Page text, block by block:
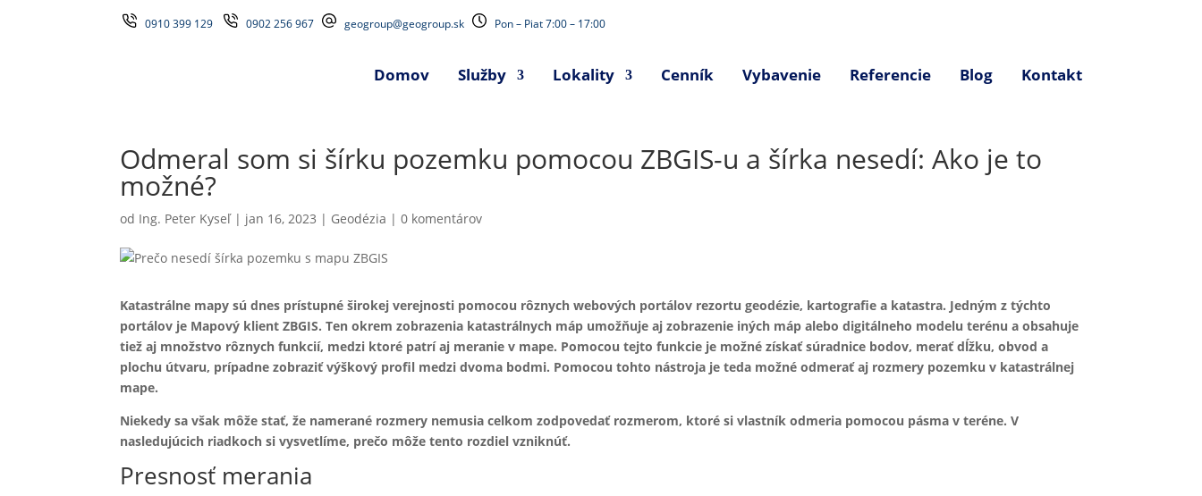
0910 399 129 0902 256 967 geogroup@geogroup.sk Pon – Piat 7:00 – 17:00
Domov Služby Lokality Cenník Vybavenie Referencie Blog Kontakt
Odmeral som si šírku pozemku pomocou ZBGIS-u a šírka nesedí: Ako je to
možné?
od Ing. Peter Kyseľ| jan 16, 2023 | Geodézia |0 komentárov
Katastrálne mapy sú dnes prístupné širokej verejnosti pomocou rôznych webových portálov rezortu geodézie, kartografie a katastra. Jedným z týchto
portálov je Mapový klient ZBGIS. Ten okrem zobrazenia katastrálnych máp umožňuje aj zobrazenie iných máp alebo digitálneho modelu terénu a obsahuje
tiež aj množstvo rôznych funkcií, medzi ktoré patrí aj meranie v mape. Pomocou tejto funkcie je možné získať súradnice bodov, merať dĺžku, obvod a
plochu útvaru, prípadne zobraziť výškový profil medzi dvoma bodmi. Pomocou tohto nástroja je teda možné odmerať aj rozmery pozemku v katastrálnej
mape.
Niekedy sa však môže stať, že namerané rozmery nemusia celkom zodpovedať rozmerom, ktoré si vlastník odmeria pomocou pásma v teréne. V
nasledujúcich riadkoch si vysvetlíme, prečo môže tento rozdiel vzniknúť.
Presnosť merania